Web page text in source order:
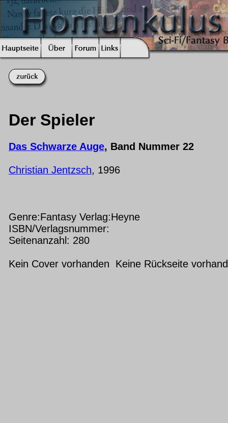
Der Spieler
Das Schwarze Auge, Band Nummer 22
Christian Jentzsch, 1996
Genre:Fantasy Verlag:Heyne
ISBN/Verlagsnummer:
Seitenanzahl: 280
Kein Cover vorhanden Keine Rückseite